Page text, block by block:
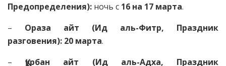
Предопределения): ночь с 16 на 17 марта.
– Ораза айт (Ид аль-Фитр, Праздник
разговения): 20 марта.
–Құрбан айт (Ид аль-Адха, Праздник